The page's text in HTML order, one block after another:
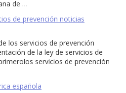
de …
de prevención noticias
los servicios de prevención
de la ley de servicios de
servicios de prevención
española